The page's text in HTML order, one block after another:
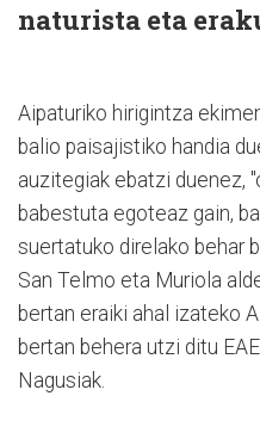
naturista eta
Aipaturiko hirigintza
balio paisajistiko handia
auzitegiak ebatzi duenez,
babestuta egoteaz gain,
suertatuko direlako behar
San Telmo eta Muriola
bertan eraiki ahal izateko
bertan behera utzi ditu
Nagusiak.